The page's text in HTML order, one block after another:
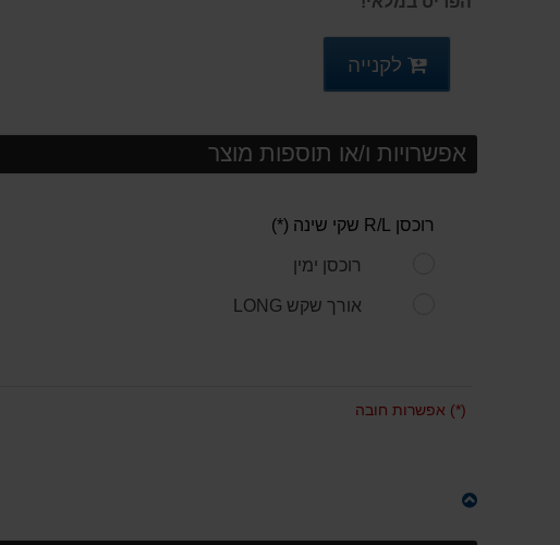
לקנייה
אפשרויות ו/או תוספות מוצר
רוכסן R/L שקי שינה (*)
רוכסן ימין
אורך שקש LONG
(*) אפשרות חובה